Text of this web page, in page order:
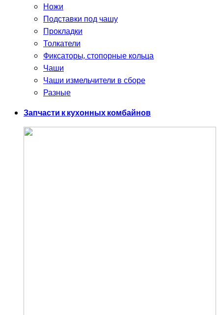
Ножи
Подставки под чашу
Прокладки
Толкатели
Фиксаторы, стопорные кольца
Чаши
Чаши измельчители в сборе
Разные
Запчасти к кухонных комбайнов